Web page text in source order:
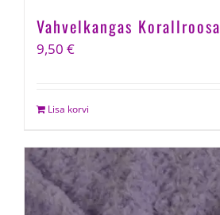
Vahvelkangas Korallroosa
9,50 €
Lisa korvi